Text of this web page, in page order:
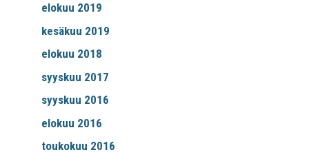
elokuu 2019
kesäkuu 2019
elokuu 2018
syyskuu 2017
syyskuu 2016
elokuu 2016
toukokuu 2016